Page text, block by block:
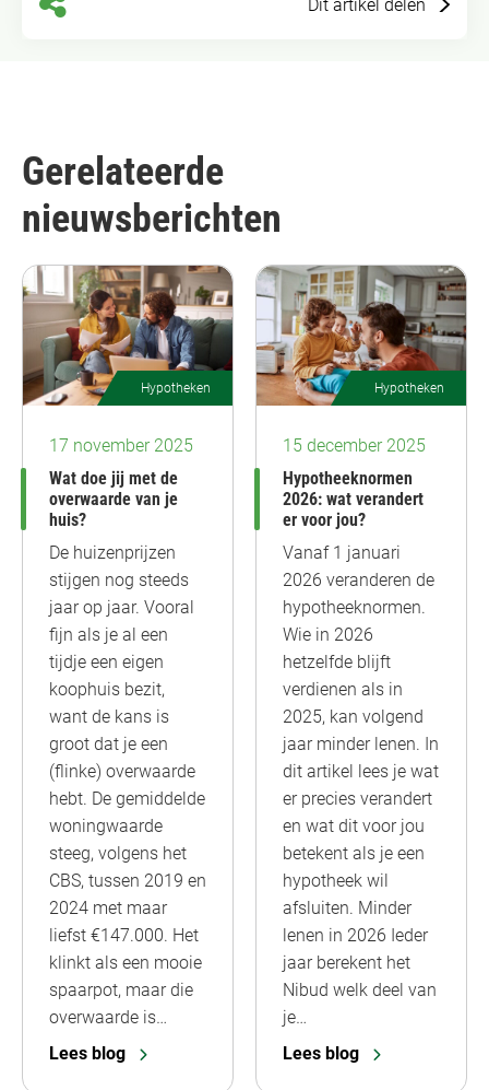
Dit artikel delen
Gerelateerde
nieuwsberichten
Hypotheken
17 november 2025
Wat doe jij met de
overwaarde van je
huis?
De huizenprijzen
stijgen nog steeds
jaar op jaar. Vooral
fijn als je al een
tijdje een eigen
koophuis bezit,
want de kans is
groot dat je een
(flinke) overwaarde
hebt. De gemiddelde
woningwaarde
steeg, volgens het
CBS, tussen 2019 en
2024 met maar
liefst €147.000. Het
klinkt als een mooie
spaarpot, maar die
overwaarde is…
Lees blog
Hypotheken
15 december 2025
Hypotheeknormen
2026: wat verandert
er voor jou?
Vanaf 1 januari
2026 veranderen de
hypotheeknormen.
Wie in 2026
hetzelfde blijft
verdienen als in
2025, kan volgend
jaar minder lenen. In
dit artikel lees je wat
er precies verandert
en wat dit voor jou
betekent als je een
hypotheek wil
afsluiten. Minder
lenen in 2026 Ieder
jaar berekent het
Nibud welk deel van
je…
Lees blog